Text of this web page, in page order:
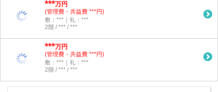
***万円
(管理費・共益費 ***円)
敷：***｜礼：***
2階 / *** / ***
***万円
(管理費・共益費 ***円)
敷：***｜礼：***
2階 / *** / ***